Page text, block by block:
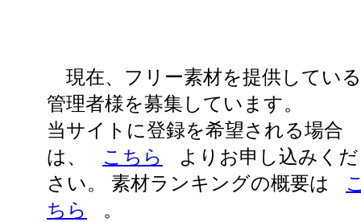
現在、フリー素材を提供している
管理者様を募集しています。
当サイトに登録を希望される場合
は、
こちら
よりお申し込みくだ
さい。 素材ランキングの概要は
ちら
。